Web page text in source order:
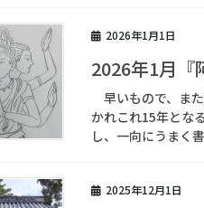
2026年1月1日
2026年1月『
早いもので、ま
かれこれ15年とな
し、一向にうまく
2025年12月1日